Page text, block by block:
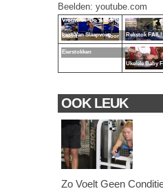
Beelden: youtube.com
Cameraman Heeft
Last Van Slaapvoet Rekstok FAIL!
Vrouw In De Auto Is
Slecht Voor
Eierstokken
Ukelele Baby
OOK LEUK
Zo Voelt Geen